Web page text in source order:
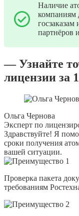
Наличие
компаниям
партнёров
— Узнайте
лицензии за
Ольга Чернова
Эксперт по
Здравствуйте! Я
сроки получения
вашей ситуации.
Проверка пакета
требованиям